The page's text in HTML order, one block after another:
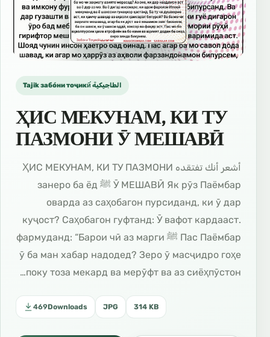
Tajik забо́ни тоҷикӣ́ الطاجيكية
ҲИС МЕКУНАМ, КИ ТУ
ПАЗМОНИ Ӯ МЕШАВӢ
أشعر أنك تفتقده ҲИС МЕКУНАМ, КИ ТУ ПАЗМОНИ
Ӯ МЕШАВӢ Як рӯз Паёмбар ﷺ занеро ба ёд
оварда аз саҳобагон пурсиданд, ки ӯ дар
куҷост? Саҳобагон гуфтанд: Ӯ вафот кардааст.
Пас Паёмбар ﷺ фармуданд: “Барои чӣ аз марги
ӯ ба ман хабар надодед? Зеро ӯ масҷидро гоҳе
поку тоза мекард ва мерӯфт ва аз сиёҳпӯстон…
469Downloads JPG 314 KB